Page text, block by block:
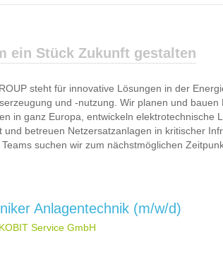
ein Stück Zukunft gestalten
steht für innovative Lösungen in der
und -nutzung. Wir planen und bauen
in ganz Europa, entwickeln elektrotechnische
und betreuen Netzersatzanlagen in kritischer
suchen wir zum nächstmöglichen
Anlagentechnik (m/w/d)
Service GmbH